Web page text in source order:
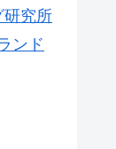
研究所
ンド